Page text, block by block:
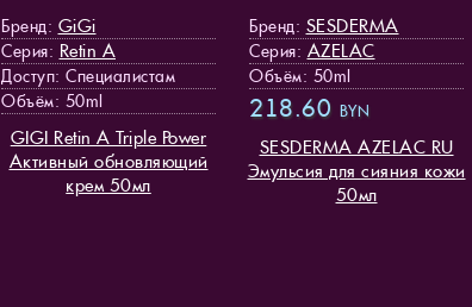
Бренд: GiGi
Серия: Retin A
Доступ: Специалистам
Объём: 50ml
GIGI Retin A Triple Power
Активный обновляющий
крем 50мл
Бренд: SESDERMA
Серия: AZELAC
Объём: 50ml
218.60 BYN
SESDERMA AZELAC RU
Эмульсия для сияния кожи
50мл